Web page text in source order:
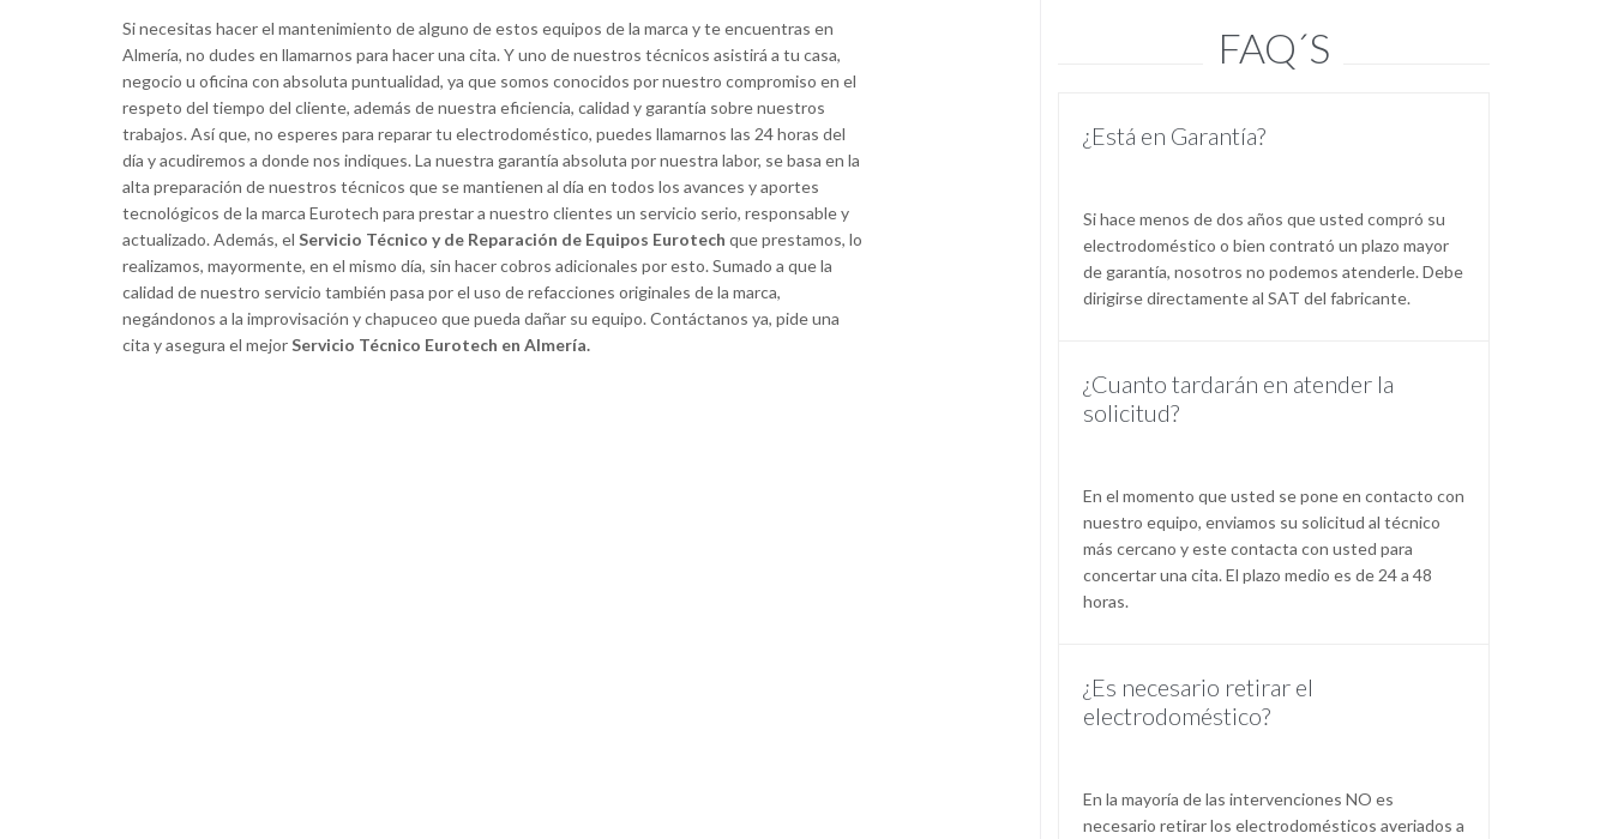
Si necesitas hacer el mantenimiento de alguno de estos equipos de la marca y te encuentras en
Almería, no dudes en llamarnos para hacer una cita. Y uno de nuestros técnicos asistirá a tu casa,
negocio u oficina con absoluta puntualidad, ya que somos conocidos por nuestro compromiso en el
respeto del tiempo del cliente, además de nuestra eficiencia, calidad y garantía sobre nuestros
trabajos. Así que, no esperes para reparar tu electrodoméstico, puedes llamarnos las 24 horas del
día y acudiremos a donde nos indiques. La nuestra garantía absoluta por nuestra labor, se basa en la
alta preparación de nuestros técnicos que se mantienen al día en todos los avances y aportes
tecnológicos de la marca Eurotech para prestar a nuestro clientes un servicio serio, responsable y
actualizado. Además, el Servicio Técnico y de Reparación de Equipos Eurotech que prestamos, lo
realizamos, mayormente, en el mismo día, sin hacer cobros adicionales por esto. Sumado a que la
calidad de nuestro servicio también pasa por el uso de refacciones originales de la marca,
negándonos a la improvisación y chapuceo que pueda dañar su equipo. Contáctanos ya, pide una
cita y asegura el mejorServicio Técnico Eurotech en Almería.
FAQ´S
¿Está en Garantía?
Si hace menos de dos años que usted compró su
electrodoméstico o bien contrató un plazo mayor
de garantía, nosotros no podemos atenderle. Debe
dirigirse directamente al SAT del fabricante.
¿Cuanto tardarán en atender la
solicitud?
En el momento que usted se pone en contacto con
nuestro equipo, enviamos su solicitud al técnico
más cercano y este contacta con usted para
concertar una cita. El plazo medio es de 24 a 48
horas.
¿Es necesario retirar el
electrodoméstico?
En la mayoría de las intervenciones NO es
necesario retirar los electrodomésticos averiados a